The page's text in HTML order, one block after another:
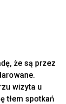
że są przez
wizyta u
tłem spotkań